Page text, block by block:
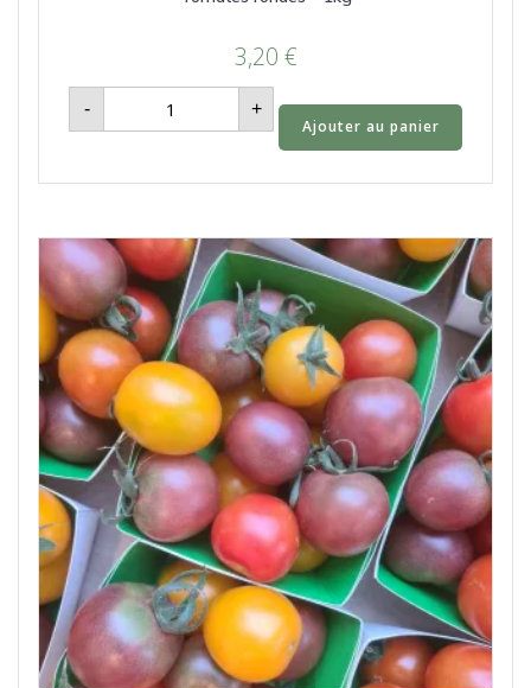
3,20 €
-
quantité
de
Tomates
1kg
+
Ajouter au panier